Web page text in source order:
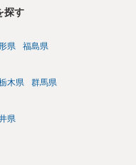
探す
県 福島県
木県 群馬県
県